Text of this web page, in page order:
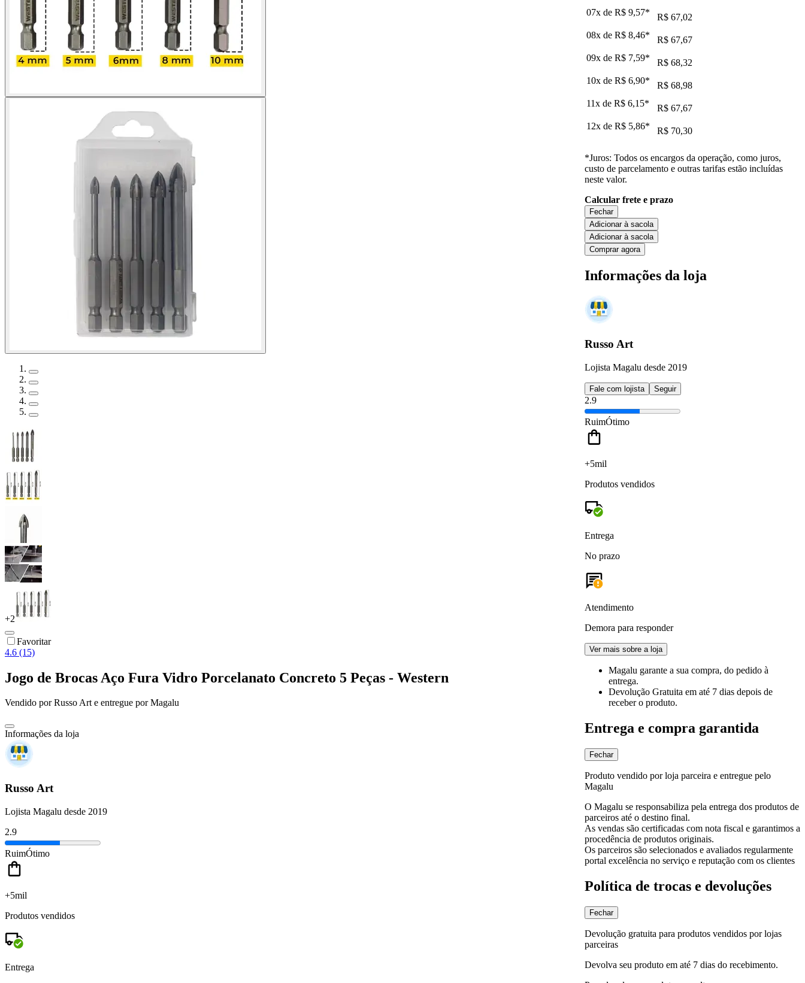
+2
Favoritar
4.6 (15)
Jogo de Brocas Aço Fura Vidro Porcelanato Concreto 5 Peças - Western
Vendido porRusso Arte entregue por Magalu
Informações da loja
Russo Art
Lojista Magalu desde 2019
2.9
RuimÓtimo
+5mil
Produtos vendidos
Entrega
07x de R$ 9,57*
R$ 67,02
08x de R$ 8,46*
R$ 67,67
09x de R$ 7,59*
R$ 68,32
10x de R$ 6,90*
R$ 68,98
11x de R$ 6,15*
R$ 67,67
12x de R$ 5,86* R$ 70,30
*Juros: Todos os encargos da operação, como juros,
custo de parcelamento e outras tarifas estão incluídas
neste valor.
Calcular frete e prazo
Fechar
Adicionar à sacola
Adicionar à sacola
Comprar agora
Informações da loja
Russo Art
Lojista Magalu desde 2019
Fale com lojista Seguir
2.9
RuimÓtimo
+5mil
Produtos vendidos
Entrega
No prazo
Atendimento
Demora para responder
Ver mais sobre a loja
Magalu garante a sua compra, do pedido à
entrega.
Devolução Gratuita em até 7 dias depois de
receber o produto.
Entrega e compra garantida
Fechar
Produto vendido por loja parceira e entregue pelo
Magalu
O Magalu se responsabiliza pela entrega dos produtos de
parceiros até o destino final.
As vendas são certificadas com nota fiscal e garantimos a
procedência de produtos originais.
Os parceiros são selecionados e avaliados regularmente
portal excelência no serviço e reputação com os clientes
Política de trocas e devoluções
Fechar
Devolução gratuita para produtos vendidos por lojas
parceiras
Devolva seu produto em até 7 dias do recebimento.